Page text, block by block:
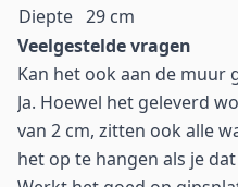
Diepte 29 cm
Veelgestelde vragen
Kan het ook aan de muur
Ja. Hoewel het geleverd
van 2 cm, zitten ook alle
het op te hangen als je